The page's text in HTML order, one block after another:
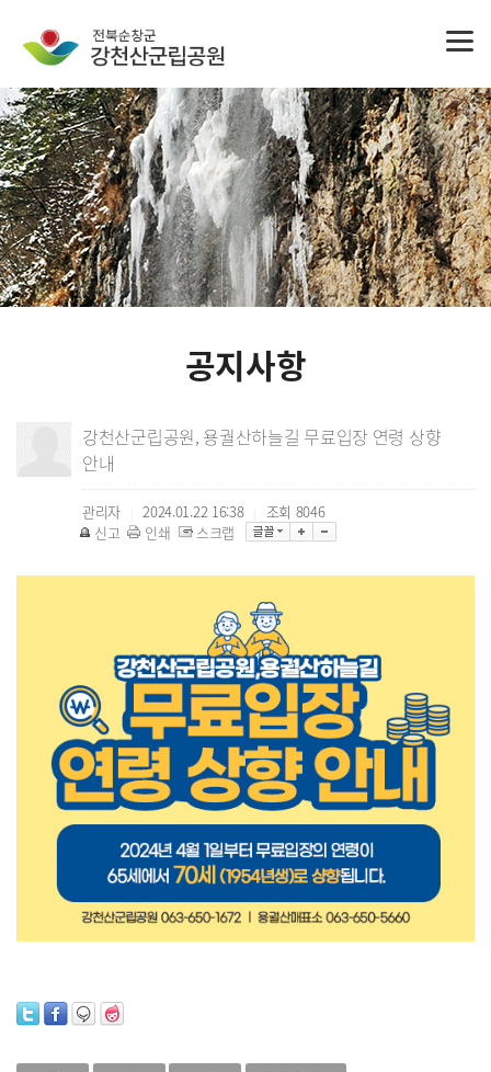
공지사항
강천산군립공원, 용궐산하늘길 무료입장 연령 상향
안내
관리자 2024.01.22 16:38 조회 8046
신고
인쇄 스크랩